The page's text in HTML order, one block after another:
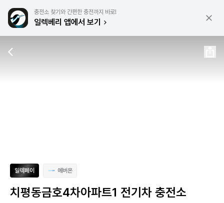
충전소 찾기와 간편한 충전까지 바로!
일렉베리 앱에서 보기
일렉페이 에버온
치평동금호4차아파트1 전기차 충전소